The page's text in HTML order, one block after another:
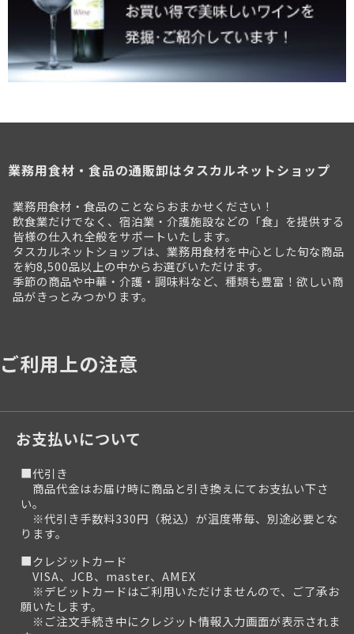
業務用食材・食品の通販卸はタスカルネットショップ
業務用食材・食品のことならおまかせください！
飲食業だけでなく、宿泊業・介護施設などの「食」を提供する
皆様の仕入れ全般をサポートいたします。
タスカルネットショップは、業務用食材を中心とした旬な商品
を約8,500品以上の中からお選びいただけます。
季節の商品や中華・介護・調味料など、種類も豊富！欲しい商
品がきっとみつかります。
ご利用上の注意
お支払いについて
■代引き
商品代金はお届け時に商品と引き換えにてお支払い下さ
い。
※代引き手数料330円（税込）が温度帯毎、別途必要とな
ります。
■クレジットカード
VISA、JCB、master、AMEX
※デビットカードはご利用いただけませんので、ご了承お
願いたします。
※ご注文手続き中にクレジット情報入力画面が表示されま